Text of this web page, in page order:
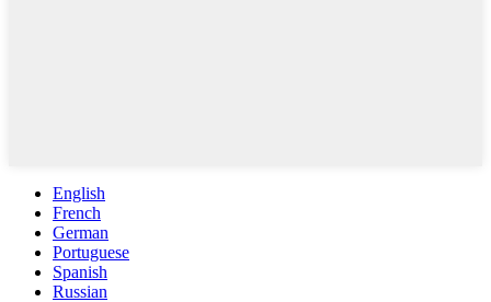
English
French
German
Portuguese
Spanish
Russian